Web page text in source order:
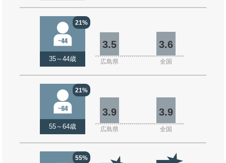
21%
35～44歳
3.5 3.6
広島県 全国
21%
55～64歳
3.9 3.9
広島県 全国
55%